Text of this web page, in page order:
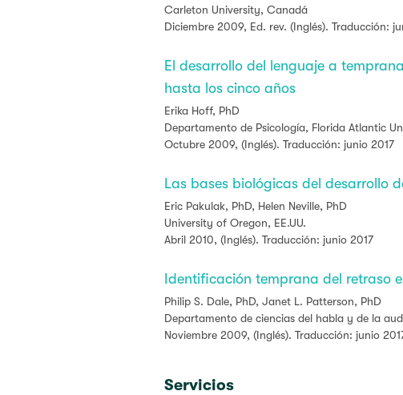
Carleton University, Canadá
Diciembre 2009, Ed. rev. (Inglés). Traducción:
El desarrollo del lenguaje a
hasta los cinco años
Erika Hoff, PhD
Departamento de Psicología, Florida Atlantic
Octubre 2009, (Inglés). Traducción: junio 2017
Las bases biológicas del desarrollo
Eric Pakulak, PhD, Helen Neville, PhD
University of Oregon, EE.UU.
Abril 2010, (Inglés). Traducción: junio 2017
Identificación temprana del retraso
Philip S. Dale, PhD, Janet L. Patterson, PhD
Departamento de ciencias del habla y de la
Noviembre 2009, (Inglés). Traducción: junio
Servicios